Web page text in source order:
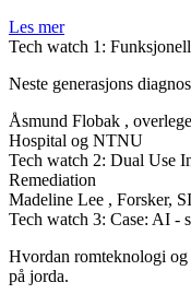
Les mer
Tech watch 1:
Neste generasjons
Åsmund Flobak ,
Hospital og NTNU
Tech watch 2: Dual Use
Remediation
Madeline Lee , Forsker,
Tech watch 3: Case: AI -
Hvordan romteknologi
på jorda.